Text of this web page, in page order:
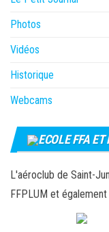
Photos
Vidéos
Historique
Webcams
ECOLE FFA
L'aéroclub de Saint-
FFPLUM et